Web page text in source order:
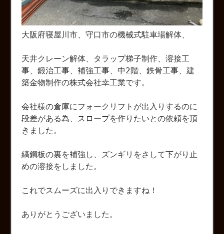
大阪府寝屋川市、守口市の機械式駐車場解体、
天井クレーン解体、タラップ梯子制作、溶接工
事、鍛治工事、補強工事、中2階、鉄骨工事、建
築金物制作の株式会社幸工業です。
会社様の倉庫にフォークリフトが出入りするのに
段差がある為、スロープを作りたいとの依頼を頂
きました。
縞鋼板の裏を補強し、ズンギリをさして下がり止
めの溶接をしました。
これでスムーズに出入りできますね！
ありがとうございました。